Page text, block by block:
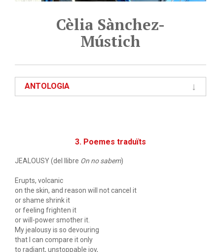
Cèlia Sànchez-
Mústich
ANTOLOGIA
3. Poemes traduïts
JEALOUSY (del llibre On no sabem)
Erupts, volcanic
on the skin, and reason will not cancel it
or shame shrink it
or feeling frighten it
or will-power smother it.
My jealousy is so devouring
that I can compare it only
to radiant, unstoppable joy,